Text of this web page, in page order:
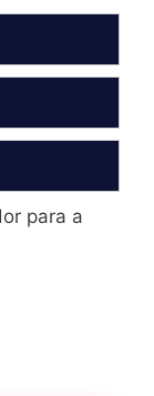
para a